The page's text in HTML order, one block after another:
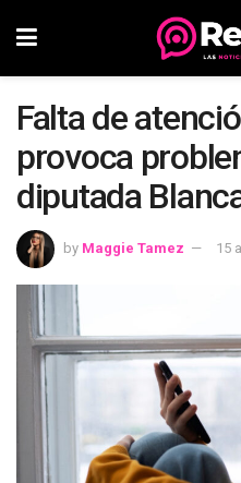
Falta de
provoca
diputada
by Maggie Tamez 15